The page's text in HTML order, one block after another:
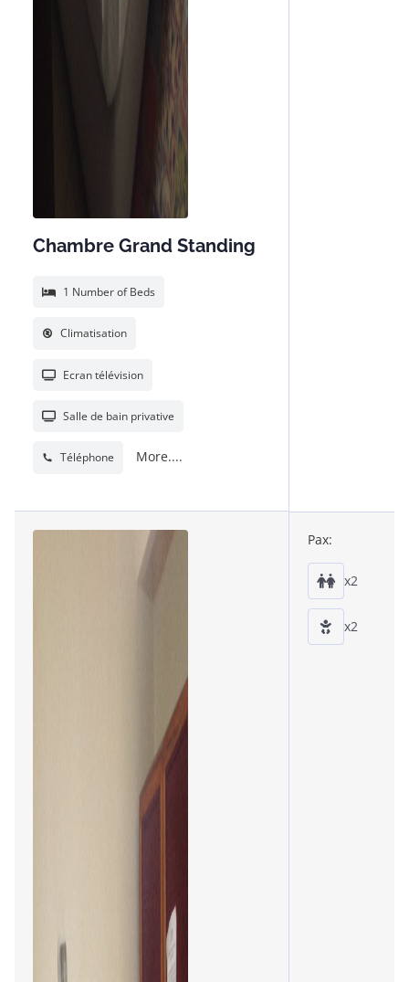
Chambre Grand Standing
1 Number of Beds
Climatisation
Ecran télévision
Salle de bain privative
Téléphone More....
Pax:
x2
x2